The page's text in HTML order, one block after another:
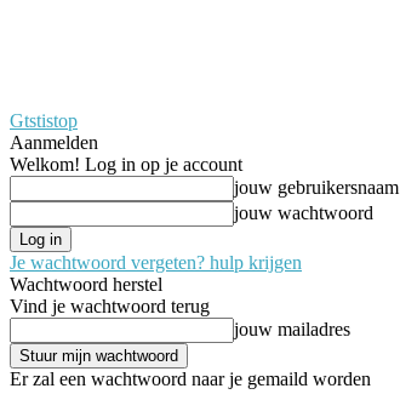
Gtstistop
Aanmelden
Welkom! Log in op je account
jouw gebruikersnaam
jouw wachtwoord
Je wachtwoord vergeten? hulp krijgen
Wachtwoord herstel
Vind je wachtwoord terug
jouw mailadres
Er zal een wachtwoord naar je gemaild worden